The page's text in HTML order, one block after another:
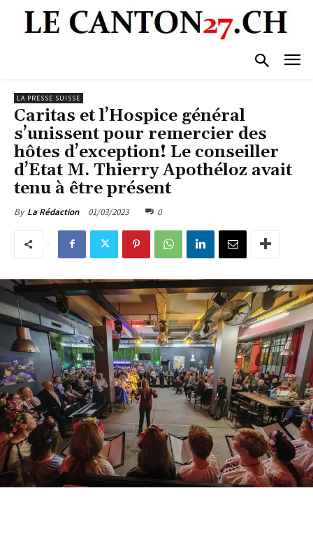
LA PRESSE SUISSE
Caritas et l’Hospice général
s’unissent pour remercier des
hôtes d’exception! Le conseiller
d’Etat M. Thierry Apothéloz avait
tenu à être présent
By La Rédaction 01/03/2023 0